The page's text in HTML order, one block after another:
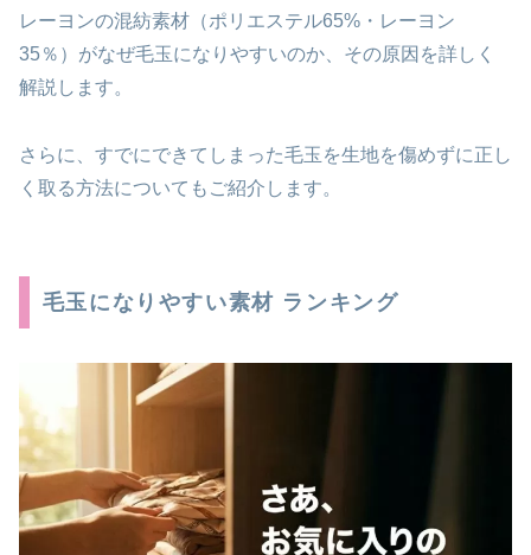
レーヨンの混紡素材（ポリエステル65%・レーヨン
35％）がなぜ毛玉になりやすいのか、その原因を詳しく
解説します。
さらに、すでにできてしまった毛玉を生地を傷めずに正し
く取る方法についてもご紹介します。
毛玉になりやすい素材 ランキング